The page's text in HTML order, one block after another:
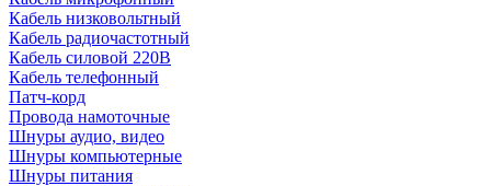
Кабель низковольтный
Кабель радиочастотный
Кабель силовой 220В
Кабель телефонный
Патч-корд
Провода намоточные
Шнуры аудио, видео
Шнуры компьютерные
Шнуры питания